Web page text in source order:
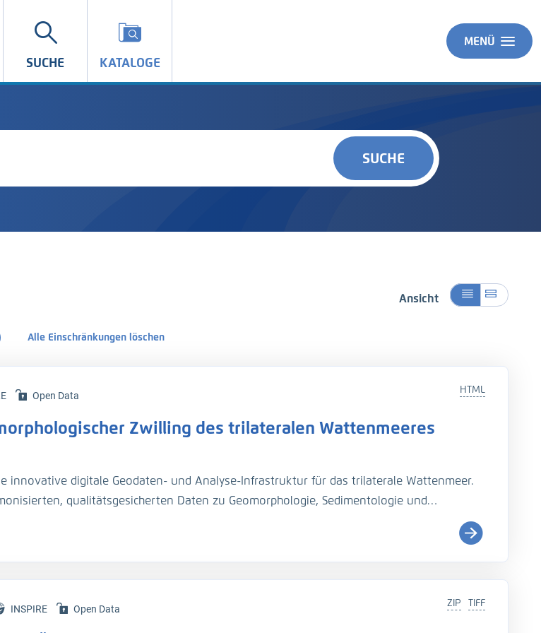
SUCHE KATALOGE
MENÜ
SUCHE
Ansicht
Alle Einschränkungen löschen
HTML
Open Data
Zwilling des trilateralen Wattenmeeres
innovative digitale Geodaten- und Analyse-Infrastruktur für das trilaterale Wattenmeer.
qualitätsgesicherten Daten zu Geomorphologie, Sedimentologie und
werden über Webportale und -dienste zu einem Assistenzsystem verknüpft.
TIFF
ZIP
INSPIRE Open Data